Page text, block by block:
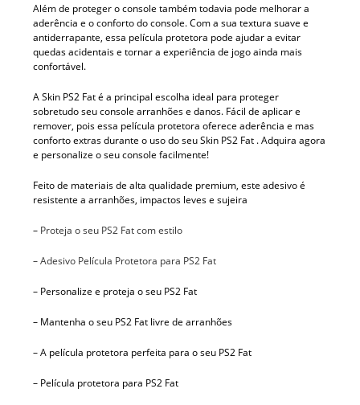
Além de proteger o console também todavia pode melhorar a
aderência e o conforto do console. Com a sua textura suave e
antiderrapante, essa película protetora pode ajudar a evitar
quedas acidentais e tornar a experiência de jogo ainda mais
confortável.
A Skin PS2 Fat é a principal escolha ideal para proteger
sobretudo seu console arranhões e danos. Fácil de aplicar e
remover, pois essa película protetora oferece aderência e mas
conforto extras durante o uso do seu Skin PS2 Fat . Adquira agora
e personalize o seu console facilmente!
Feito de materiais de alta qualidade premium, este adesivo é
resistente a arranhões, impactos leves e sujeira
– Proteja o seu PS2 Fat com estilo
– Adesivo Película Protetora para PS2 Fat
– Personalize e proteja o seu PS2 Fat
– Mantenha o seu PS2 Fat livre de arranhões
– A película protetora perfeita para o seu PS2 Fat
– Película protetora para PS2 Fat